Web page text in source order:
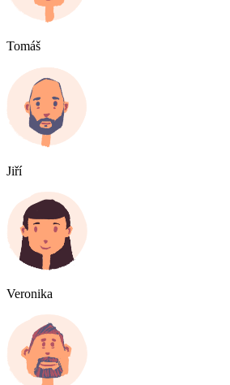
Tomáš
Jiří
Veronika